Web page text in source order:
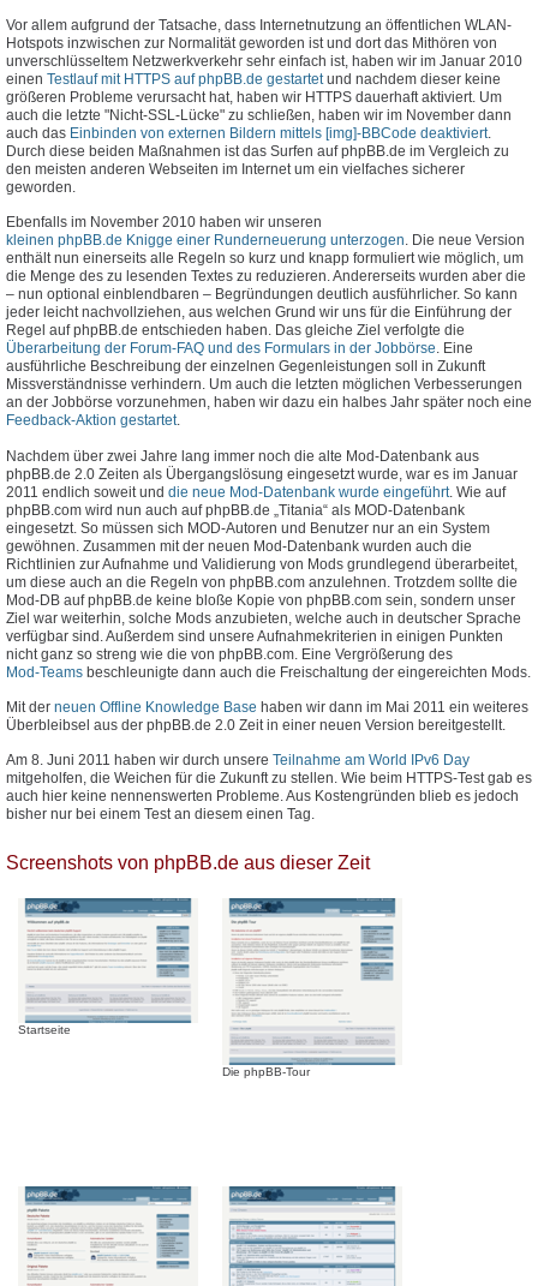
Vor allem aufgrund der Tatsache, dass Internetnutzung an öffentlichen WLAN-
Hotspots inzwischen zur Normalität geworden ist und dort das Mithören von
unverschlüsseltem Netzwerkverkehr sehr einfach ist, haben wir im Januar 2010
einen Testlauf mit HTTPS auf phpBB.de gestartetund nachdem dieser keine
größeren Probleme verursacht hat, haben wir HTTPS dauerhaft aktiviert. Um
auch die letzte "Nicht-SSL-Lücke" zu schließen, haben wir im November dann
auch das Einbinden von externen Bildern mittels [img]-BBCode deaktiviert.
Durch diese beiden Maßnahmen ist das Surfen auf phpBB.de im Vergleich zu
den meisten anderen Webseiten im Internet um ein vielfaches sicherer
geworden.
Ebenfalls im November 2010 haben wir unseren
kleinen phpBB.de Knigge einer Runderneuerung unterzogen. Die neue Version
enthält nun einerseits alle Regeln so kurz und knapp formuliert wie möglich, um
die Menge des zu lesenden Textes zu reduzieren. Andererseits wurden aber die
– nun optional einblendbaren – Begründungen deutlich ausführlicher. So kann
jeder leicht nachvollziehen, aus welchen Grund wir uns für die Einführung der
Regel auf phpBB.de entschieden haben. Das gleiche Ziel verfolgte die
Überarbeitung der Forum-FAQ und des Formulars in der Jobbörse. Eine
ausführliche Beschreibung der einzelnen Gegenleistungen soll in Zukunft
Missverständnisse verhindern. Um auch die letzten möglichen Verbesserungen
an der Jobbörse vorzunehmen, haben wir dazu ein halbes Jahr später noch eine
Feedback-Aktion gestartet.
Nachdem über zwei Jahre lang immer noch die alte Mod-Datenbank aus
phpBB.de 2.0 Zeiten als Übergangslösung eingesetzt wurde, war es im Januar
2011 endlich soweit und die neue Mod-Datenbank wurde eingeführt. Wie auf
phpBB.com wird nun auch auf phpBB.de „Titania“ als MOD-Datenbank
eingesetzt. So müssen sich MOD-Autoren und Benutzer nur an ein System
gewöhnen. Zusammen mit der neuen Mod-Datenbank wurden auch die
Richtlinien zur Aufnahme und Validierung von Mods grundlegend überarbeitet,
um diese auch an die Regeln von phpBB.com anzulehnen. Trotzdem sollte die
Mod-DB auf phpBB.de keine bloße Kopie von phpBB.com sein, sondern unser
Ziel war weiterhin, solche Mods anzubieten, welche auch in deutscher Sprache
verfügbar sind. Außerdem sind unsere Aufnahmekriterien in einigen Punkten
nicht ganz so streng wie die von phpBB.com. Eine Vergrößerung des
Mod-Teams beschleunigte dann auch die Freischaltung der eingereichten Mods.
Mit der neuen Offline Knowledge Base haben wir dann im Mai 2011 ein weiteres
Überbleibsel aus der phpBB.de 2.0 Zeit in einer neuen Version bereitgestellt.
Am 8. Juni 2011 haben wir durch unsere Teilnahme am World IPv6 Day
mitgeholfen, die Weichen für die Zukunft zu stellen. Wie beim HTTPS-Test gab es
auch hier keine nennenswerten Probleme. Aus Kostengründen blieb es jedoch
bisher nur bei einem Test an diesem einen Tag.
Screenshots von phpBB.de aus dieser Zeit
Startseite
Die phpBB-Tour